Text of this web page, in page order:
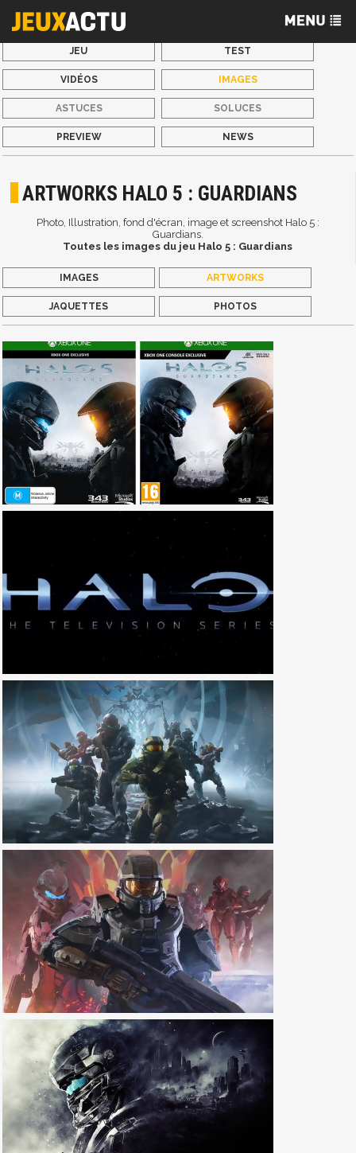
JEU TEST
VIDÉOS IMAGES
ASTUCES SOLUCES
PREVIEW NEWS
ARTWORKS HALO 5 : GUARDIANS
Photo, Illustration, fond d'écran, image et screenshot Halo 5 :
Guardians.
Toutes les images du jeu Halo 5 : Guardians
IMAGES ARTWORKS
JAQUETTES PHOTOS